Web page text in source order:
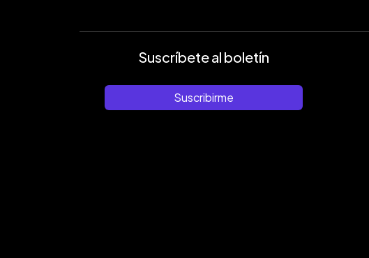
Suscríbete al boletín
Suscribirme